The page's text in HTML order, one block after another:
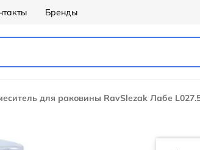
Бренды
для раковины RavSlezak Лабе